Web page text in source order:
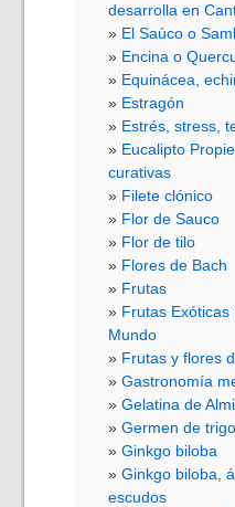
desarrolla en
El Saúco o
Encina o
Equinácea,
Estragón
Estrés, stress,
Eucalipto
curativas
Filete clónico
Flor de Sauco
Flor de tilo
Flores de Bach
Frutas
Frutas
Mundo
Frutas y flores
Gastronomía
Gelatina de
Germen de trigo
Ginkgo biloba
Ginkgo biloba,
escudos